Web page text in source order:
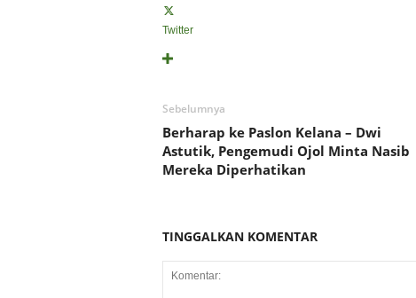
Twitter
Sebelumnya
Berharap ke Paslon Kelana – Dwi
Astutik, Pengemudi Ojol Minta Nasib
Mereka Diperhatikan
TINGGALKAN KOMENTAR